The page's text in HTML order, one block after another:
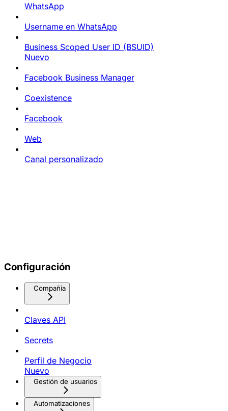
WhatsApp
Username en WhatsApp
Business Scoped User ID (BSUID)
Nuevo
Facebook Business Manager
Coexistence
Facebook
Web
Canal personalizado
Configuración
Compañia
Claves API
Secrets
Perfil de Negocio
Nuevo
Gestión de usuarios
Automatizaciones